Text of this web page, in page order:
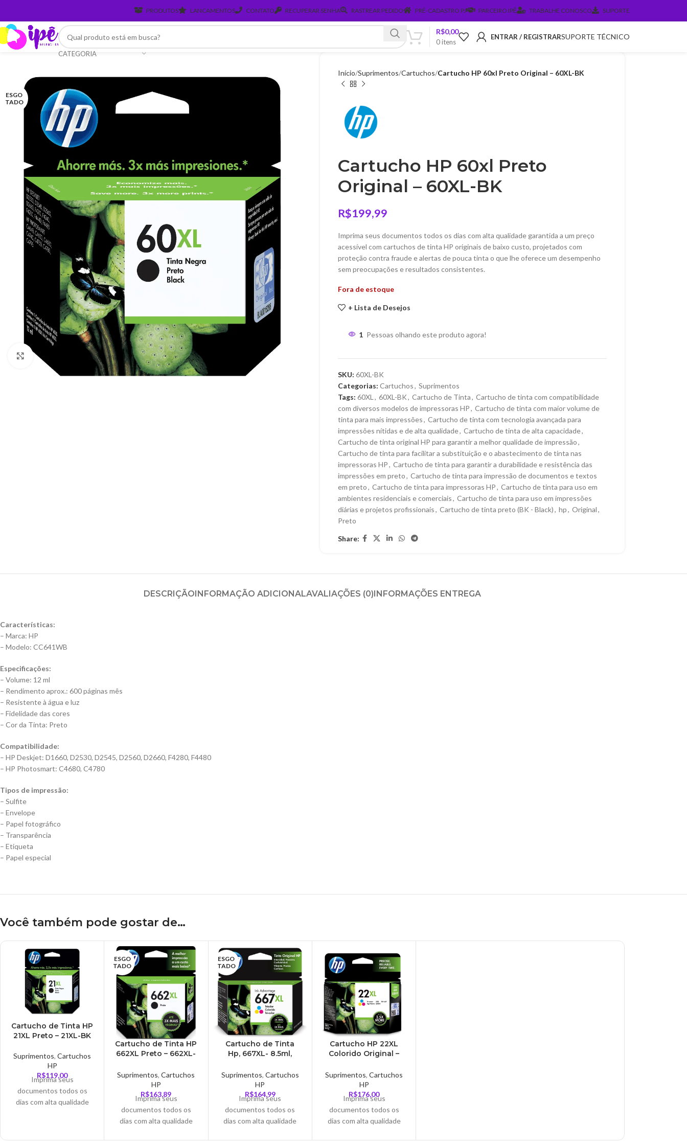
PRODUTOS LANCAMENTOS CONTATO RECUPERAR SENHA RASTREAR PEDIDO PRÉ-CADASTRO PJ PARCEIRO IPÊ TRABALHE CONOSCO SUPORTE
CATEGORIA
0itens
R$0,00
ENTRAR / REGISTRARSUPORTE TÉCNICO
ESGO
TADO
Clique para ampliar
Início Suprimentos Cartuchos Cartucho HP 60xl Preto Original – 60XL-BK
Cartucho HP 60xl Preto
Original – 60XL-BK
R$199,99
Imprima seus documentos todos os dias com alta qualidade garantida a um preço
acessível com cartuchos de tinta HP originais de baixo custo, projetados com
proteção contra fraude e alertas de pouca tinta o que lhe oferece um desempenho
sem preocupações e resultados consistentes.
Fora de estoque
+ Lista de Desejos
1 Pessoas olhando este produto agora!
SKU: 60XL-BK
Categorias: Cartuchos, Suprimentos
Tags: 60XL , 60XL-BK, Cartucho de Tinta, Cartucho de tinta com compatibilidade
com diversos modelos de impressoras HP, Cartucho de tinta com maior volume de
tinta para mais impressões, Cartucho de tinta com tecnologia avançada para
impressões nítidas e de alta qualidade, Cartucho de tinta de alta capacidade,
Cartucho de tinta original HP para garantir a melhor qualidade de impressão,
Cartucho de tinta para facilitar a substituição e o abastecimento de tinta nas
impressoras HP, Cartucho de tinta para garantir a durabilidade e resistência das
impressões em preto, Cartucho de tinta para impressão de documentos e textos
em preto, Cartucho de tinta para impressoras HP, Cartucho de tinta para uso em
ambientes residenciais e comerciais, Cartucho de tinta para uso em impressões
diárias e projetos profissionais, Cartucho de tinta preto (BK - Black), hp, Original,
Preto
Share:
DESCRIÇÃOINFORMAÇÃO ADICIONALAVALIAÇÕES (0)INFORMAÇÕES ENTREGA
Características:
– Marca: HP
– Modelo: CC641WB
Especificações:
– Volume: 12 ml
– Rendimento aprox.: 600 páginas mês
– Resistente à água e luz
– Fidelidade das cores
– Cor da Tinta: Preto
Compatibilidade:
– HP Deskjet: D1660, D2530, D2545, D2560, D2660, F4280, F4480
– HP Photosmart: C4680, C4780
Tipos de impressão:
– Sulfite
– Envelope
– Papel fotográfico
– Transparência
– Etiqueta
– Papel especial
Você também pode gostar de…
Cartucho de Tinta HP
21XL Preto – 21XL-BK
Suprimentos,Cartuchos
HP
R$119,00
Imprima seus
documentos todos os
dias com alta qualidade
ESGO
TADO
Cartucho de Tinta HP
662XL Preto – 662XL-
Suprimentos,Cartuchos
HP
R$163,89
Imprima seus
documentos todos os
dias com alta qualidade
acessível com cartuchos
ESGO
TADO
Cartucho de Tinta
Hp, 667XL- 8.5ml,
Suprimentos, Cartuchos
HP
R$164,99
Imprima seus
documentos todos os
dias com alta qualidade
acessível com cartuchos
Cartucho HP 22XL
Colorido Original –
Suprimentos,Cartuchos
HP
R$176,00
Imprima seus
documentos todos os
dias com alta qualidade
acessível com cartuchos